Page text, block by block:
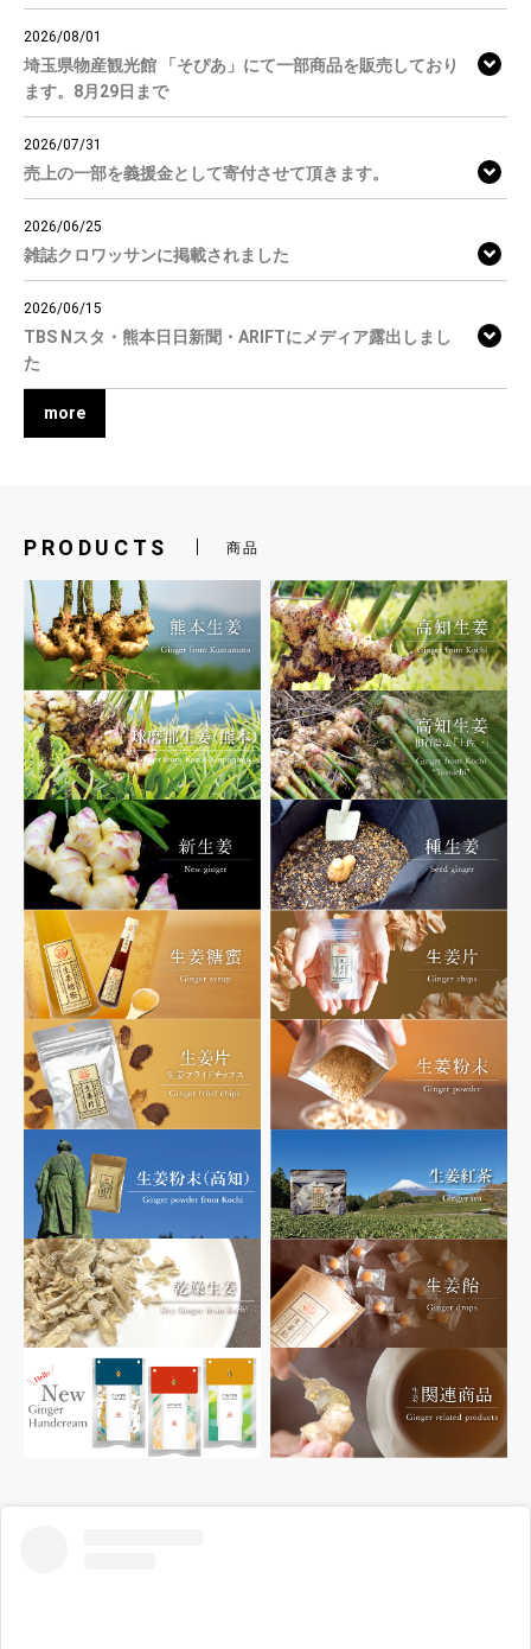
2026/08/01
埼玉県物産観光館 「そぴあ」にて一部商品を販売しており
ます。8月29日まで
2026/07/31
売上の一部を義援金として寄付させて頂きます。
2026/06/25
雑誌クロワッサンに掲載されました
2026/06/15
TBS Nスタ・熊本日日新聞・ARIFTにメディア露出しまし
た
more
PRODUCTS 商品